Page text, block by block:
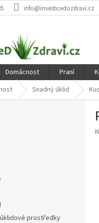
info@investicedozdravi.cz
Domácnost Praní
Snadný úklid
prostředky